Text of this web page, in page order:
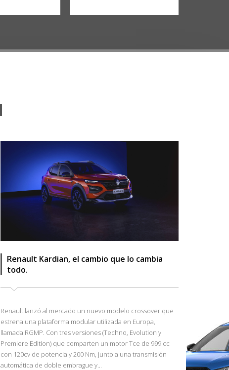
Renault Kardian, el cambio que lo cambia
todo.
Renault lanzó al mercado un nuevo modelo crossover que
estrena una plataforma modular utilizada en Europa,
llamada RGMP. Con tres versiones (Techno, Evolution y
Premiere Edition) que comparten un motor Tce de 999 cc
con 120cv de potencia y 200 Nm, junto a una transmisión
automática de doble embrague y...